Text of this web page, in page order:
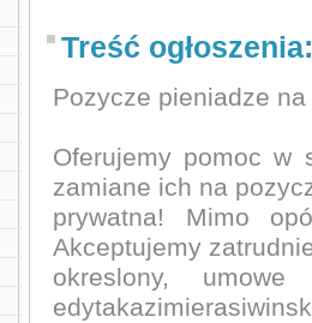
Treść ogłoszenia:
Pozycze pieniadze
Oferujemy pomoc w
zamiane ich na
prywatna! Mimo
Akceptujemy
okreslony,